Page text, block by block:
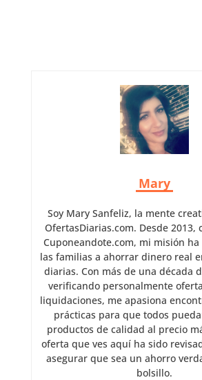
Mary
Soy Mary Sanfeliz, la mente
OfertasDiarias.com. Desde 2013,
Cuponeandote.com, mi misión
las familias a ahorrar dinero real
diarias. Con más de una década
verificando personalmente
liquidaciones, me apasiona
prácticas para que todos
productos de calidad al precio
oferta que ves aquí ha sido
asegurar que sea un ahorro
bolsillo.